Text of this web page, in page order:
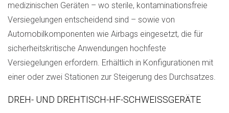
medizinischen Geräten – wo sterile, kontaminationsfreie
Versiegelungen entscheidend sind – sowie von
Automobilkomponenten wie Airbags eingesetzt, die für
sicherheitskritische Anwendungen hochfeste
Versiegelungen erfordern. Erhältlich in Konfigurationen mit
einer oder zwei Stationen zur Steigerung des Durchsatzes.
DREH- UND DREHTISCH-HF-SCHWEISSGERÄTE